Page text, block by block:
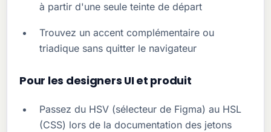
à partir d'une seule teinte de départ
Trouvez un accent complémentaire ou
triadique sans quitter le navigateur
Pour les designers UI et produit
Passez du HSV (sélecteur de Figma) au HSL
(CSS) lors de la documentation des jetons